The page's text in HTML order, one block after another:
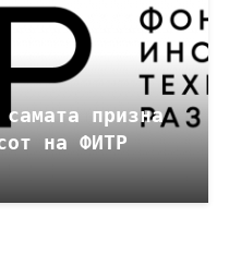
призна
на ФИТР